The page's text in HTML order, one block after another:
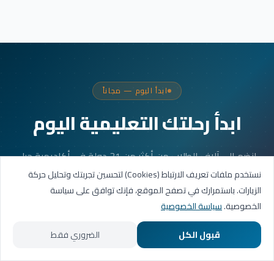
ابدأ اليوم — مجاناً
ابدأ رحلتك التعليمية اليوم
انضم إلى آلاف الطلاب من أكثر من 31 دولة في أكاديمية جيل
العربية. جلستك الأولى مجانية.
احجز حصتك التجريبية
تواصل عبر واتساب
الرئيسية المسارات التعليمية
نستخدم ملفات تعريف الارتباط (Cookies) لتحسين تجربتك وتحليل حركة
الزيارات. باستمرارك في تصفح الموقع، فإنك توافق على سياسة
الخصوصية.سياسة الخصوصية
قبول الكل
الضروري فقط